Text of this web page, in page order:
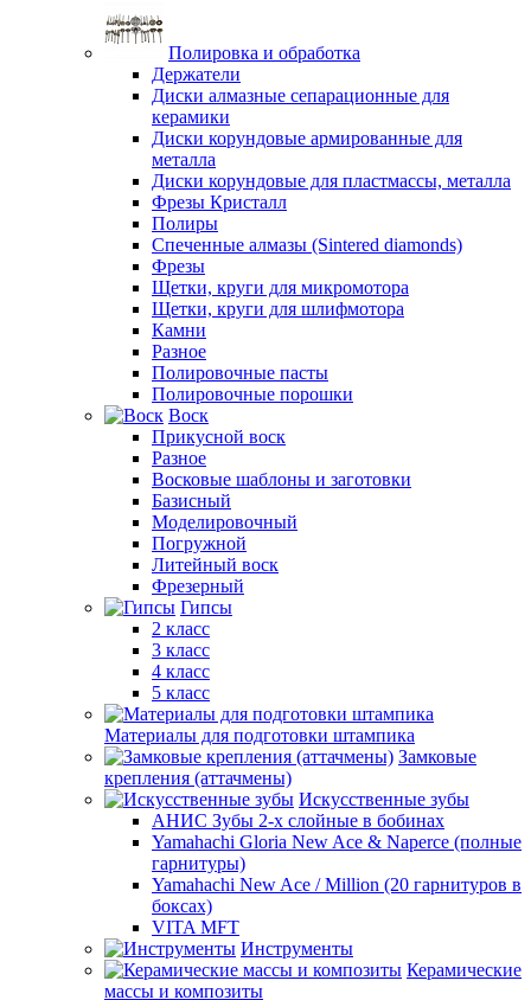
Полировка и обработка
Держатели
Диски алмазные сепарационные для
керамики
Диски корундовые армированные для
металла
Диски корундовые для пластмассы, металла
Фрезы Кристалл
Полиры
Спеченные алмазы (Sintered diamonds)
Фрезы
Щетки, круги для микромотора
Щетки, круги для шлифмотора
Камни
Разное
Полировочные пасты
Полировочные порошки
Воск
Прикусной воск
Разное
Восковые шаблоны и заготовки
Базисный
Моделировочный
Погружной
Литейный воск
Фрезерный
Гипсы
2 класс
3 класс
4 класс
5 класс
Материалы для подготовки штампика
Замковые
крепления (аттачмены)
Искусственные зубы
АНИС Зубы 2-х слойные в бобинах
Yamahachi Gloria New Ace & Naperce (полные
гарнитуры)
Yamahachi New Ace / Million (20 гарнитуров в
боксах)
VITA MFT
Инструменты
Керамические
массы и композиты